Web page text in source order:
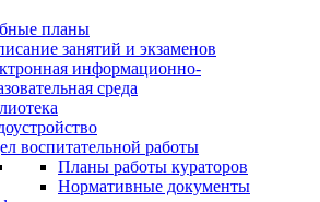
планы
занятий и экзаменов
информационно-
среда
воспитательной работы
Планы работы кураторов
Нормативные документы